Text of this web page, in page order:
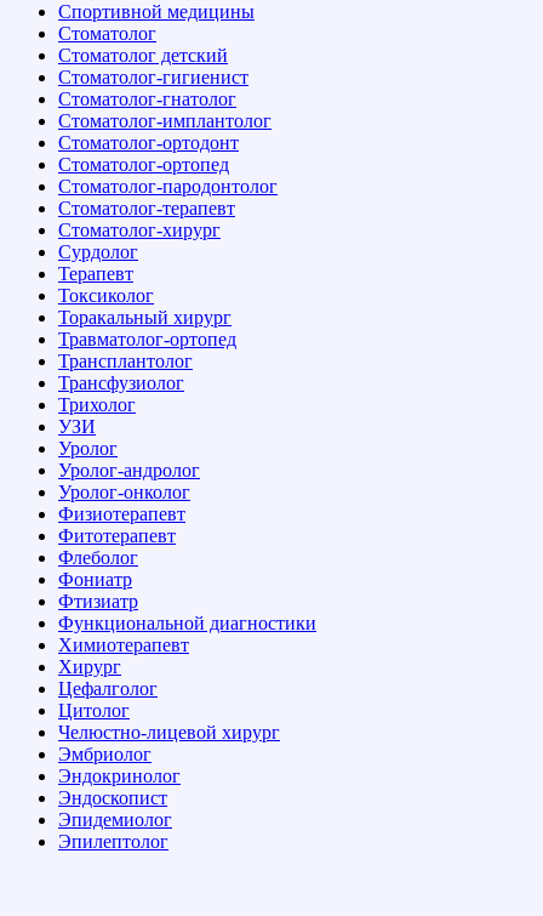
Спортивной медицины
Стоматолог
Стоматолог детский
Стоматолог-гигиенист
Стоматолог-гнатолог
Стоматолог-имплантолог
Стоматолог-ортодонт
Стоматолог-ортопед
Стоматолог-пародонтолог
Стоматолог-терапевт
Стоматолог-хирург
Сурдолог
Терапевт
Токсиколог
Торакальный хирург
Травматолог-ортопед
Трансплантолог
Трансфузиолог
Трихолог
УЗИ
Уролог
Уролог-андролог
Уролог-онколог
Физиотерапевт
Фитотерапевт
Флеболог
Фониатр
Фтизиатр
Функциональной диагностики
Химиотерапевт
Хирург
Цефалголог
Цитолог
Челюстно-лицевой хирург
Эмбриолог
Эндокринолог
Эндоскопист
Эпидемиолог
Эпилептолог